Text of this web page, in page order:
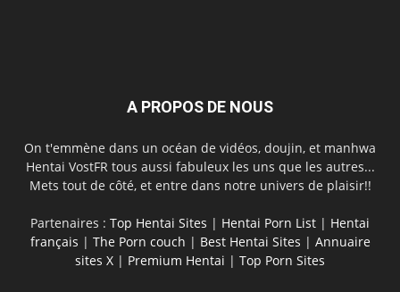
A PROPOS DE NOUS
On t'emmène dans un océan de vidéos, doujin, et manhwa
Hentai VostFR tous aussi fabuleux les uns que les autres...
Mets tout de côté, et entre dans notre univers de plaisir!!
Partenaires : Top Hentai Sites | Hentai Porn List | Hentai
français | The Porn couch | Best Hentai Sites | Annuaire
sites X | Premium Hentai | Top Porn Sites